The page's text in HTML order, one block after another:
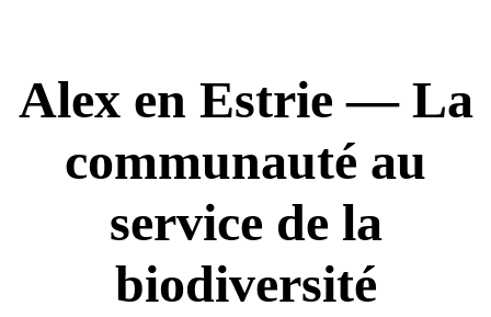
Alex en Estrie — La
communauté au
service de la
biodiversité